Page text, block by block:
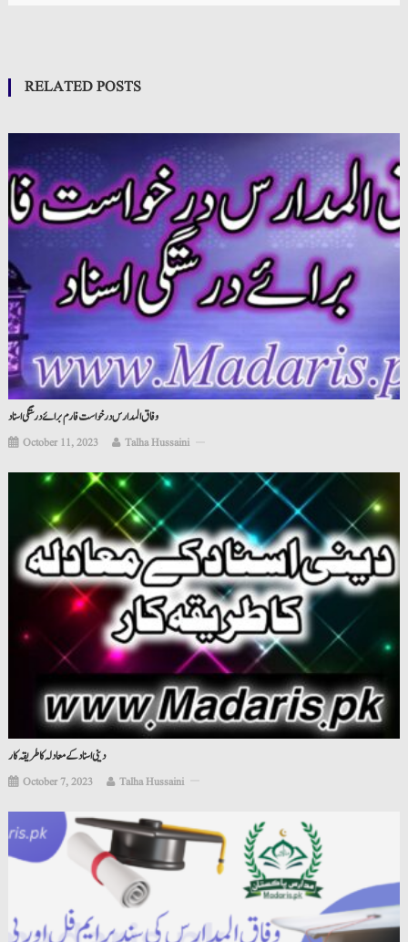
RELATED POSTS
وفاق المدارس درخواست فارم برائے درستگی اسناد
October 11, 2023 Talha Hussaini
دینی اسناد کے معادلہ کا طریقہ کار
October 7, 2023 Talha Hussaini